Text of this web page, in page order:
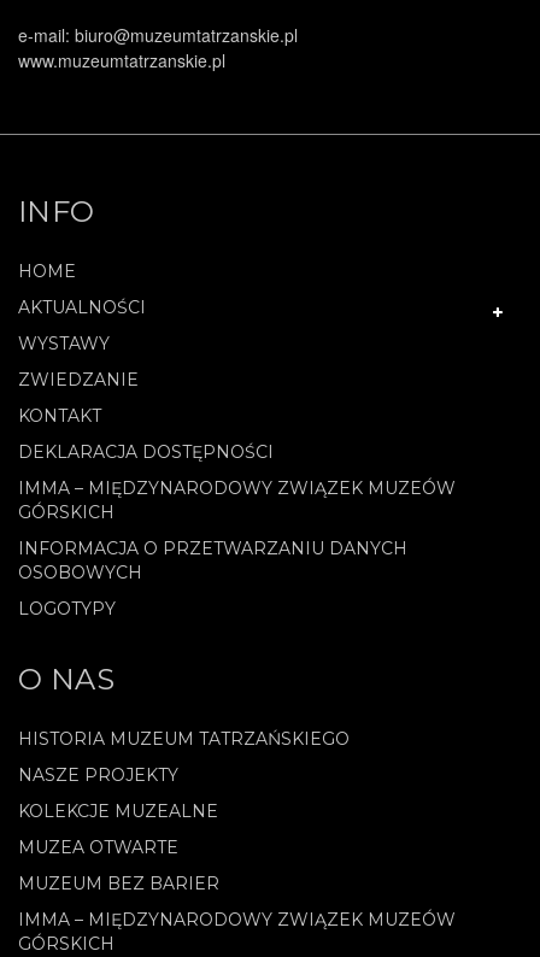
e-mail: biuro@muzeumtatrzanskie.pl
www.muzeumtatrzanskie.pl
INFO
HOME
AKTUALNOŚCI
WYSTAWY
ZWIEDZANIE
KONTAKT
DEKLARACJA DOSTĘPNOŚCI
IMMA – MIĘDZYNARODOWY ZWIĄZEK MUZEÓW
GÓRSKICH
INFORMACJA O PRZETWARZANIU DANYCH
OSOBOWYCH
LOGOTYPY
O NAS
HISTORIA MUZEUM TATRZAŃSKIEGO
NASZE PROJEKTY
KOLEKCJE MUZEALNE
MUZEA OTWARTE
MUZEUM BEZ BARIER
IMMA – MIĘDZYNARODOWY ZWIĄZEK MUZEÓW
GÓRSKICH